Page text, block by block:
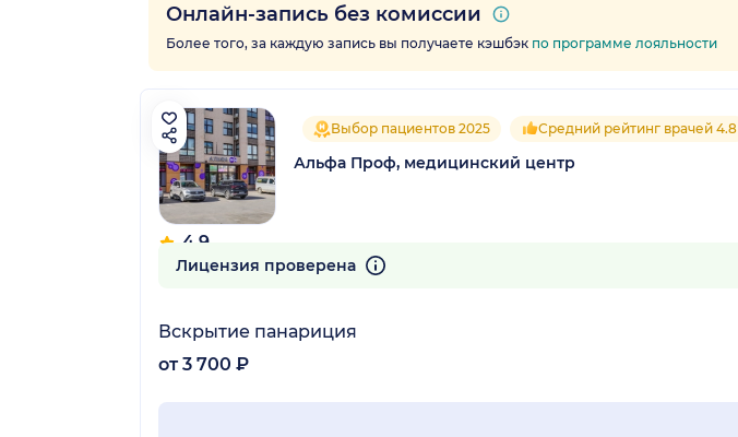
Онлайн-запись без комиссии
Более того, за каждую запись вы получаете кэшбэк по программе лояльности
4.9
142 отзыва
Выбор пациентов 2025 Средний рейтинг врачей 4.8
Альфа Проф, медицинский центр
Лицензия проверена
Вскрытие панариция
от 3 700 ₽